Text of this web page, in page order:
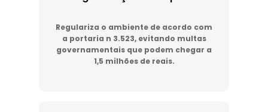
Regulariza o ambiente de acordo com
a portaria n 3.523, evitando multas
governamentais que podem chegar a
1,5 milhões de reais.